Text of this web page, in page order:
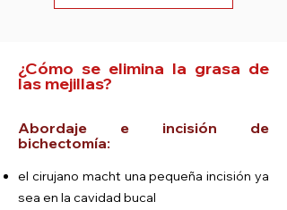
¿Cómo se elimina la grasa de
las mejillas?
Abordaje e incisión de
bichectomía:
el cirujano macht una pequeña incisión ya
sea en la cavidad bucal